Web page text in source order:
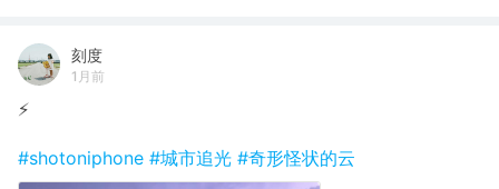
刻度
1月前
⚡️
#shotoniphone #城市追光 #奇形怪状的云